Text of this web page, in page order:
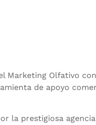
Marketing Olfativo
de apoyo
la prestigiosa